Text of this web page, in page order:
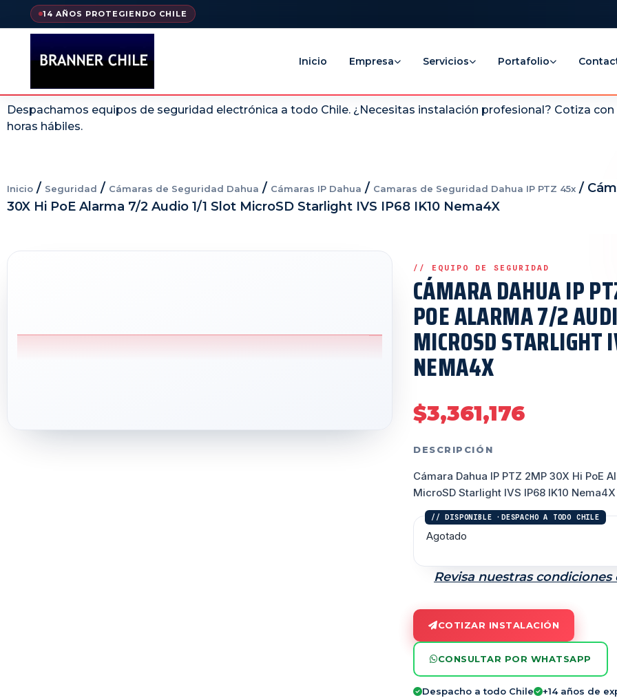
14 AÑOS PROTEGIENDO CHILE
Inicio Empresa Servicios Portafolio
Despachamos equipos de seguridad electrónica a todo Chile. ¿Necesitas instalación profesional? Cotiza
horas hábiles.
Inicio / Seguridad / Cámaras de Seguridad Dahua / Cámaras IP Dahua / Camaras de Seguridad Dahua IP PTZ 45x /
30X Hi PoE Alarma 7/2 Audio 1/1 Slot MicroSD Starlight IVS IP68 IK10 Nema4X
CÁMARA DAHUA IP
POE ALARMA 7/2
MICROSD
NEMA4X
$3,361,176
DESCRIPCIÓN
Cámara Dahua IP PTZ 2MP 30X Hi PoE
MicroSD Starlight IVS IP68 IK10 Nema4X
Agotado
Revisa nuestras condiciones
COTIZAR INSTALACIÓN
CONSULTAR POR WHATSAPP
Despacho a todo Chile
+14 años de